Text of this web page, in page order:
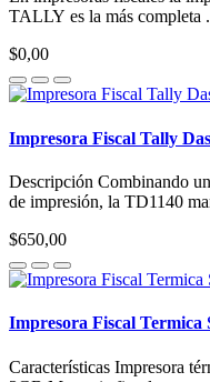
TALLY es la más completa
$0,00
Impresora Fiscal Tally
Descripción Combinando
de impresión, la TD1140
$650,00
Impresora Fiscal Termica
Características Impresora